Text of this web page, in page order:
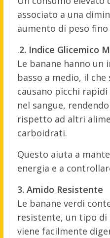
associato a una
aumento di peso fino
.2. Indice Glicemico
Le banane hanno un
basso a medio, il
causano picchi
nel sangue,
rispetto ad altri
carboidrati.
Questo aiuta a
energia e a
3. Amido Resistente
Le banane verdi
resistente, un tipo
viene facilmente